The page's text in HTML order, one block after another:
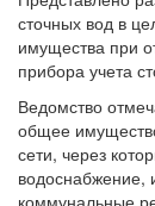
сточных вод в
имущества при
прибора учета
Ведомство
общее
сети, через
водоснабжение,
коммунальные